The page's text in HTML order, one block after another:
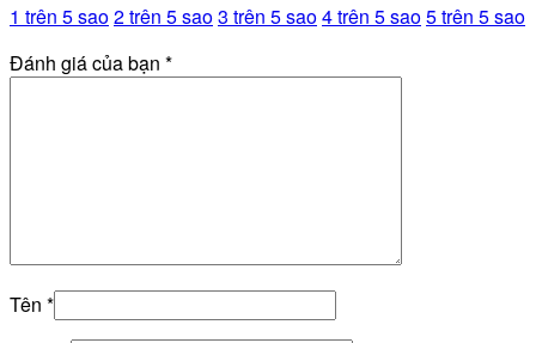
1 trên 5 sao2 trên 5 sao3 trên 5 sao4 trên 5 sao5 trên 5 sao
Đánh giá của bạn *
Tên *